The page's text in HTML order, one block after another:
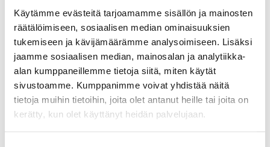
Käytämme evästeitä tarjoamamme sisällön ja mainosten
räätälöimiseen, sosiaalisen median ominaisuuksien
tukemiseen ja kävijämäärämme analysoimiseen. Lisäksi
jaamme sosiaalisen median, mainosalan ja analytiikka-
alan kumppaneillemme tietoja siitä, miten käytät
sivustoamme. Kumppanimme voivat yhdistää näitä
tietoja muihin tietoihin, joita olet antanut heille tai joita on
kerätty, kun olet käyttänyt heidän palvelujaan.
PAHOITTELUT, TARJOUS EI OLE ENÄÄ VOIMASSA
More Member Days: -25%